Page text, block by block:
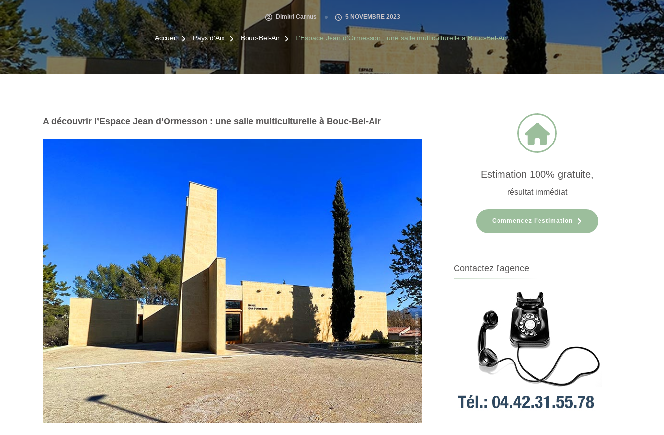
Dimitri Carnus 5 NOVEMBRE 2023
Accueil Pays d'Aix Bouc-Bel-Air L’Espace Jean d’Ormesson : une salle multiculturelle à Bouc-Bel-Air
A découvrir l’Espace Jean d’Ormesson : une salle multiculturelle à Bouc-Bel-Air
Estimation 100% gratuite,
résultat immédiat
Commencez l'estimation
Contactez l’agence